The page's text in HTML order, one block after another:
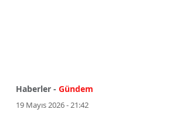
Haberler - Gündem
19 Mayıs 2026 - 21:42